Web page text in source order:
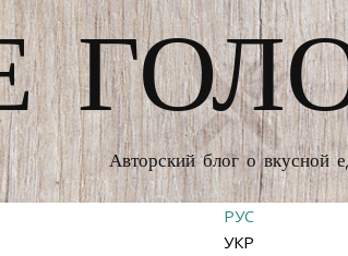
Авторский блог о вкусной
РУС
УКР